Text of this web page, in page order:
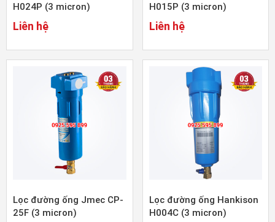
H024P (3 micron)
Liên hệ
H015P (3 micron)
Liên hệ
Lọc đường ống Jmec CP-
25F (3 micron)
Lọc đường ống Hankison
H004C (3 micron)